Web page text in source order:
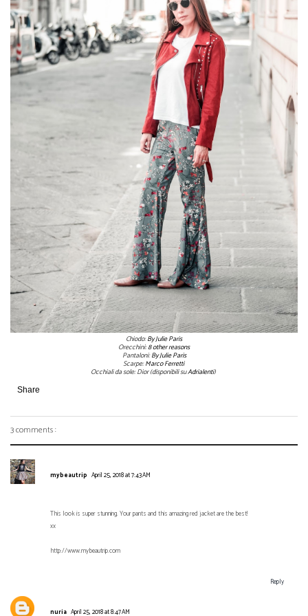
Chiodo:By Julie Paris
Orecchini:8 other reasons
Pantaloni:By Julie Paris
Scarpe:Marco Ferretti
Occhiali da sole: Dior (disponibili suAdrialenti)
Share
3 comments :
mybeautrip April 25, 2018 at 7:43 AM
This look is super stunning. Your pants and this amazing red jacket are the best!
xx
http://www.mybeautrip.com
Reply
nuria April 25, 2018 at 8:47 AM